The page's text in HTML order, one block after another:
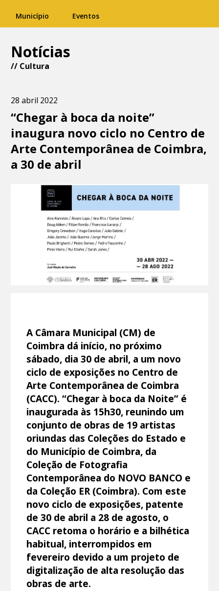
Município Eventos
Notícias
// Cultura
28 abril 2022
“Chegar à boca da noite”
inaugura novo ciclo no Centro de
Arte Contemporânea de Coimbra,
a 30 de abril
A Câmara Municipal (CM) de
Coimbra dá início, no próximo
sábado, dia 30 de abril, a um novo
ciclo de exposições no Centro de
Arte Contemporânea de Coimbra
(CACC). “Chegar à boca da Noite” é
inaugurada às 15h30, reunindo um
conjunto de obras de 19 artistas
oriundas das Coleções do Estado e
do Município de Coimbra, da
Coleção de Fotografia
Contemporânea do NOVO BANCO e
da Coleção ER (Coimbra). Com este
novo ciclo de exposições, patente
de 30 de abril a 28 de agosto, o
CACC retoma o horário e a bilhética
habitual, interrompidos em
fevereiro devido a um projeto de
digitalização de alta resolução das
obras de arte.